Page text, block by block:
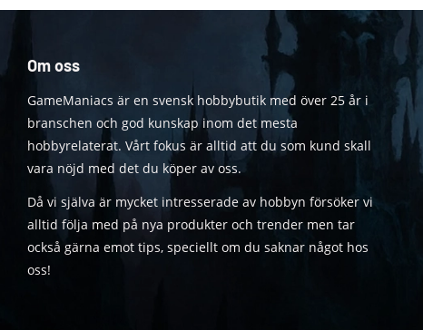
Om oss
GameManiacs är en svensk hobbybutik med över 25 år i
branschen och god kunskap inom det mesta
hobbyrelaterat. Vårt fokus är alltid att du som kund skall
vara nöjd med det du köper av oss.
Då vi själva är mycket intresserade av hobbyn försöker vi
alltid följa med på nya produkter och trender men tar
också gärna emot tips, speciellt om du saknar något hos
oss!